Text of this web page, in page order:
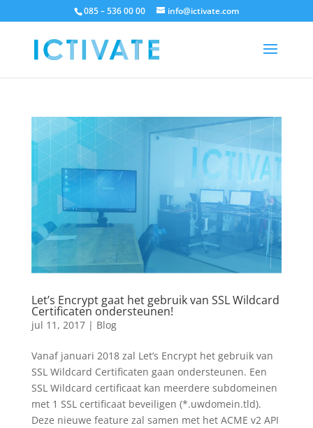
085 – 536 00 00 info@ictivate.com
Let’s Encrypt gaat het gebruik van SSL Wildcard
Certificaten ondersteunen!
jul 11, 2017| Blog
Vanaf januari 2018 zal Let’s Encrypt het gebruik van
SSL Wildcard Certificaten gaan ondersteunen. Een
SSL Wildcard certificaat kan meerdere subdomeinen
met 1 SSL certificaat beveiligen (*.uwdomein.tld).
Deze nieuwe feature zal samen met het ACME v2 API